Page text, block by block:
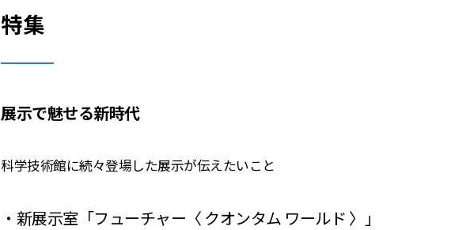
特集
展示で魅せる新時代
科学技術館に続々登場した展示が伝えたいこと
・新展示室「フューチャー〈 クオンタム ワールド 〉」